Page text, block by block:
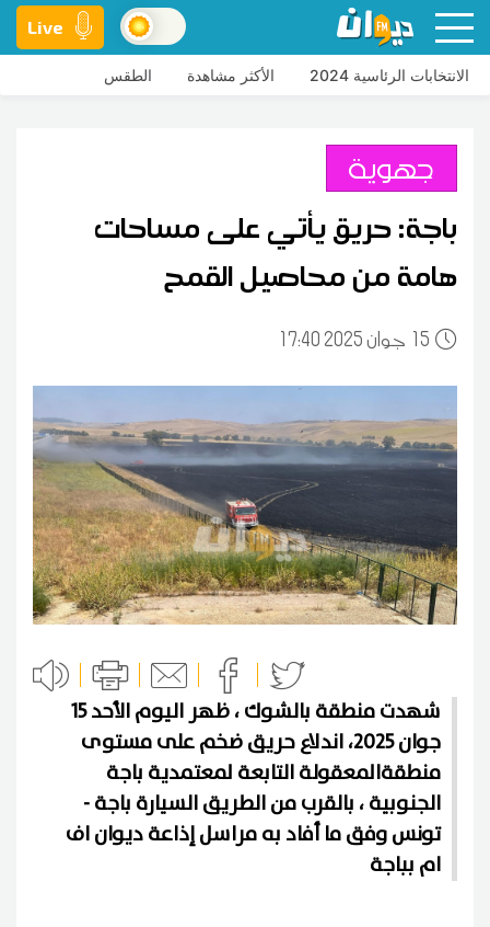
Live
الانتخابات الرئاسية 2024 الأكثر مشاهدة الطقس
جهوية
باجة: حريق يأتي على مساحات
هامة من محاصيل القمح
15 17:40 2025 جوان
شهدت منطقة بالشوك ، ظهر اليوم الأحد 15
جوان 2025، اندلاع حريق ضخم على مستوى
منطقةالمعقولة التابعة لمعتمدية باجة
الجنوبية ، بالقرب من الطريق السيارة باجة -
تونس وفق ما أفاد به مراسل إذاعة ديوان اف
ام بباجة